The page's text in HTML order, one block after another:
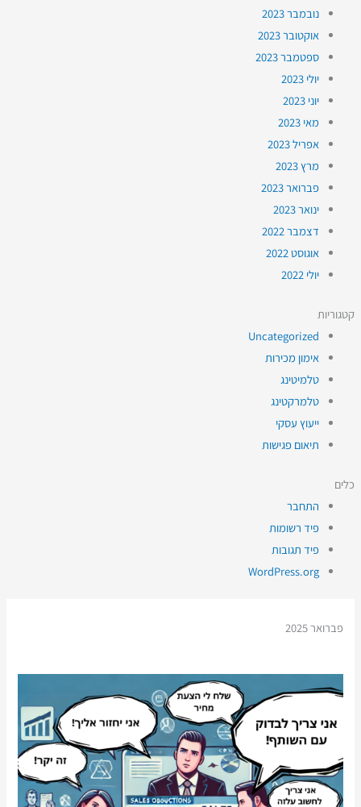
נובמבר 2023
אוקטובר 2023
ספטמבר 2023
יולי 2023
יוני 2023
מאי 2023
אפריל 2023
מרץ 2023
פברואר 2023
ינואר 2023
דצמבר 2022
אוגוסט 2022
יולי 2022
קטגוריות
Uncategorized
אימון מכירות
טלמיטינג
טלמרקטינג
ייעוץ עסקי
תיאום פגישות
כלים
התחבר
פיד רשומות
פיד תגובות
WordPress.org
פברואר 2025